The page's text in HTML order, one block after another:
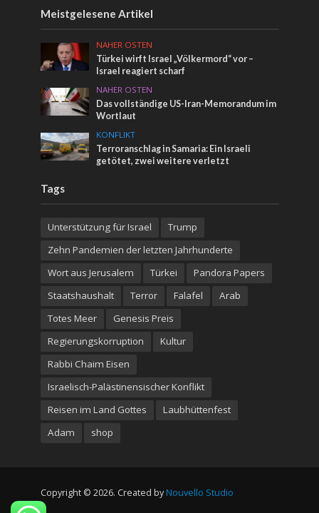
Meistgelesene Artikel
NAHER OSTEN
Türkei wirft Israel „Völkermord“ vor –
Israel reagiert scharf
NAHER OSTEN
Das vollständige US-Iran-Memorandum im
Wortlaut
KONFLIKT
Terroranschlag in Samaria: Ein Israeli
getötet, zwei weitere verletzt
Tags
Unterstützung für Israel
Trump
Zehn Pandemien der letzten Jahrhunderte
Wort aus Jerusalem
Türkei
Pandora Papers
Staatshaushalt
Terror Falafel
Arab
Totes Meer
Genesis Preis
Regierungskorruption
Kultur
Rabbi Chaim Eisen
Israelisch-Palästinensischer Konflikt
Reisen im Land Gottes
Laubhüttenfest
Adam
shop
Copyright © 2026. Created by Nouvello Studio